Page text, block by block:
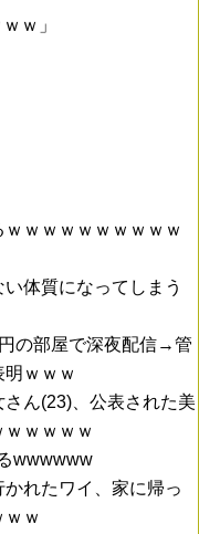
ｗ」
ｗｗｗｗｗｗｗｗｗ
体質になってしまう
の部屋で深夜配信→管
ｗｗｗ
さん(23)、公表された美
ｗｗｗｗ
wwwwww
かれたワイ、家に帰っ
ｗ